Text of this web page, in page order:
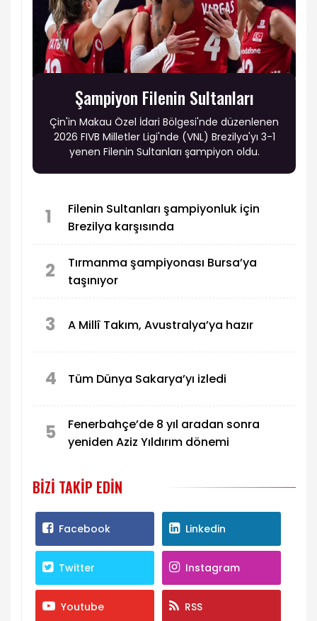
Şampiyon Filenin Sultanları
Çin'in Makau Özel İdari Bölgesi'nde düzenlenen
2026 FIVB Milletler Ligi'nde (VNL) Brezilya'yı 3-1
yenen Filenin Sultanları şampiyon oldu.
1
Filenin Sultanları şampiyonluk için
Brezilya karşısında
2
Tırmanma şampiyonası Bursa’ya
taşınıyor
3 A Millî Takım, Avustralya’ya hazır
4 Tüm Dünya Sakarya’yı izledi
5
Fenerbahçe’de 8 yıl aradan sonra
yeniden Aziz Yıldırım dönemi
BIZI TAKIP EDIN
Facebook Linkedin
Twitter Instagram
Youtube RSS